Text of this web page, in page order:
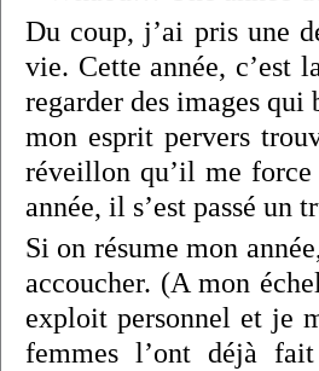
Du coup, j’ai pris une
vie. Cette année, c’est
regarder des images qui
mon esprit pervers
réveillon qu’il me
année, il s’est passé un
Si on résume mon
accoucher. (A mon
exploit personnel et je
femmes l’ont déjà